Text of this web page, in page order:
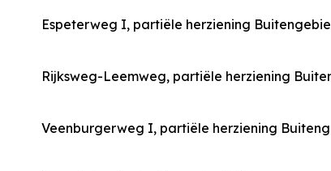
Espeterweg I, partiële herziening
Rijksweg-Leemweg, partiële herziening
Veenburgerweg I, partiële herziening